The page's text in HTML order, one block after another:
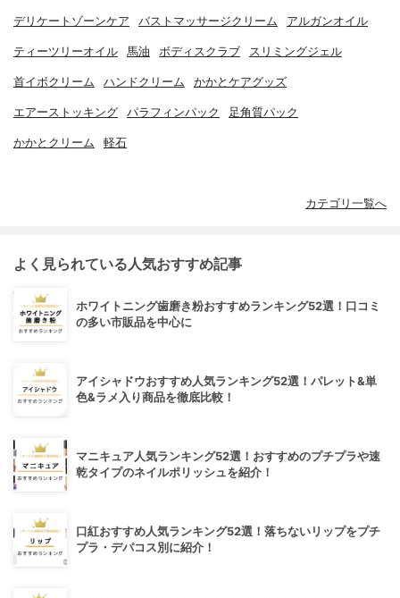
デリケートゾーンケア バストマッサージクリーム アルガンオイル
ティーツリーオイル 馬油 ボディスクラブ スリミングジェル
首イボクリーム ハンドクリーム かかとケアグッズ
エアーストッキング パラフィンパック 足角質パック
かかとクリーム 軽石
カテゴリ一覧へ
よく見られている人気おすすめ記事
ホワイトニング歯磨き粉おすすめランキング52選！口コミ
の多い市販品を中心に
アイシャドウおすすめ人気ランキング52選！パレット&単
色&ラメ入り商品を徹底比較！
マニキュア人気ランキング52選！おすすめのプチプラや速
乾タイプのネイルポリッシュを紹介！
口紅おすすめ人気ランキング52選！落ちないリップをプチ
プラ・デパコス別に紹介！